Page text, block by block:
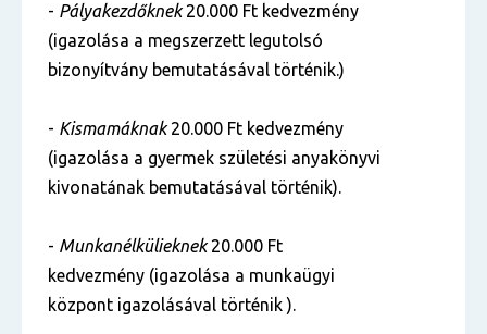
- Pályakezdőknek20.000 Ft kedvezmény
(igazolása a megszerzett legutolsó
bizonyítvány bemutatásával történik.)
- Kismamáknak20.000 Ft kedvezmény
(igazolása a gyermek születési anyakönyvi
kivonatának bemutatásával történik).
- Munkanélkülieknek20.000 Ft
kedvezmény (igazolása a munkaügyi
központ igazolásával történik ).